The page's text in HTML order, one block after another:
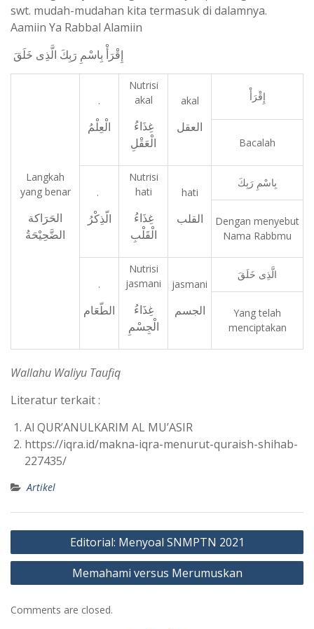
swt. mudah-mudahan kita termasuk di dalamnya.
Aamiin Ya Rabbal Alamiin
إِقْرَأْ بِاسْمِ رَبِكَ الَّذِى خَلَقَ
Langkah
yang benar
الحَرَاكة
الضَّحِيْحَةُ
.
الْعِلْمُ
Nutrisi
akal
غِذَاءُ
الْعَقْلِ
akal
العقل
إِقْرَأْ
Bacalah
.
الّذِكْرُ
Nutrisi
hati
غِذَاءُ
الْقَلْبِ
hati
القلب
بِاسْمِ رَبِكَ
Dengan menyebut
Nama Rabbmu
.
الطّعَام
Nutrisi
jasmani
غِذَاءُ
الْجِسْمِ
jasmani
الجسم
الَّذِى خَلَقَ
Yang telah
menciptakan
Wallahu Waliyu Taufiq
Literatur terkait :
Al QUR’ANULKARIM AL MU’ASIR
https://iqra.id/makna-iqra-menurut-quraish-shihab-
227435/
Artikel
Post
navigation
Editorial: Menyoal SNMPTN 2021
Memahami versus Merumuskan
Comments are closed.